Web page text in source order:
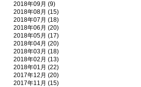
2018年09月 (9)
2018年08月 (15)
2018年07月 (18)
2018年06月 (20)
2018年05月 (17)
2018年04月 (20)
2018年03月 (18)
2018年02月 (13)
2018年01月 (22)
2017年12月 (20)
2017年11月 (15)